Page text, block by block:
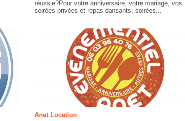
réussie?Pour votre anniversaire, votre mariage, vos
soirées privées et repas dansants, soirées...
Anet Location